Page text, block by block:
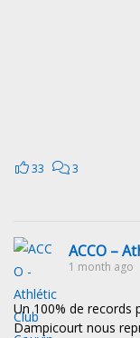
33 3
ACCO –
1 month ago
Un 100% de records
Dampicourt nous